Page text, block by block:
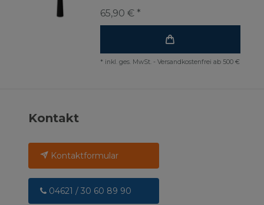
65,90 € *
* inkl. ges. MwSt. - Versandkostenfrei ab 500 €
Kontakt
Kontaktformular
04621 / 30 60 89 90